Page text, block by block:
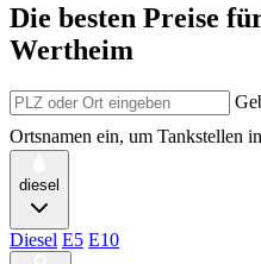
Die besten Preise
Wertheim
Ortsnamen ein, um Tankstellen
diesel
Diesel E5 E10